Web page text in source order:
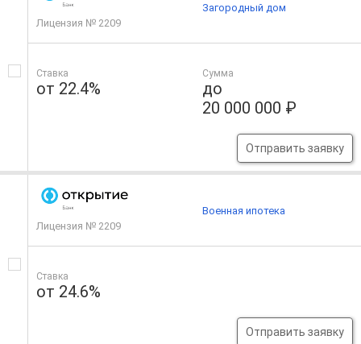
Лицензия № 2209
Ставка
от 22.4%
Сумма
до
20 000 000 ₽
Отправить заявку
Загородный дом
Лицензия № 2209
Ставка
от 24.6%
Отправить заявку
Военная ипотека